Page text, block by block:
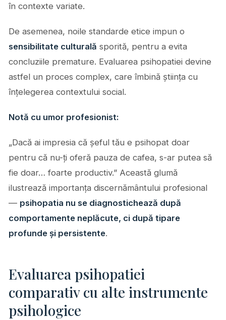
în contexte variate.
De asemenea, noile standarde etice impun o
sensibilitate culturală sporită, pentru a evita
concluziile premature. Evaluarea psihopatiei devine
astfel un proces complex, care îmbină știința cu
înțelegerea contextului social.
Notă cu umor profesionist:
„Dacă ai impresia că șeful tău e psihopat doar
pentru că nu-ți oferă pauza de cafea, s-ar putea să
fie doar… foarte productiv.” Această glumă
ilustrează importanța discernământului profesional
— psihopatia nu se diagnostichează după
comportamente neplăcute, ci după tipare
profunde și persistente.
Evaluarea psihopatiei
comparativ cu alte instrumente
psihologice